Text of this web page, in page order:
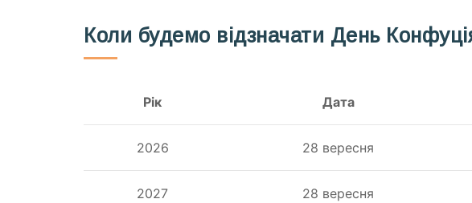
Коли будемо відзначати День
Рік Дата
2026 28 вересня
2027 28 вересня